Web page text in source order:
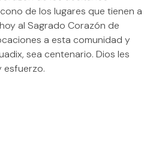
de los lugares que tienen a
al Sagrado Corazón de
a esta comunidad y
sea centenario. Dios les
esfuerzo.